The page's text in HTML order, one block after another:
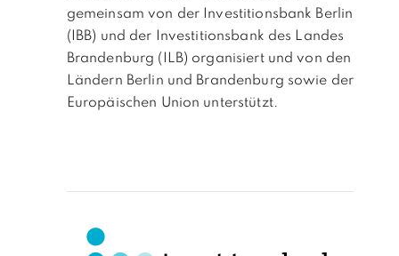
gemeinsam von der Investitionsbank Berlin
(IBB) und der Investitionsbank des Landes
Brandenburg (ILB) organisiert und von den
Ländern Berlin und Brandenburg sowie der
Europäischen Union unterstützt.